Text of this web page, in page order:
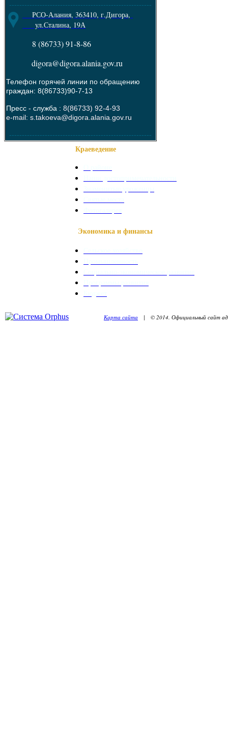
--------------------------------------------------------
РСО-Алания, 363410, г.Дигора,
ул.Сталина, 19А
8 (86733) 91-8-86
digora@digora.alania.gov.ru
Телефон горячей линии по обращению
граждан: 8(86733)90-7-13
Пресс - служба : 8(86733) 92-4-93
e-mail: s.takoeva@digora.alania.gov.ru
--------------------------------------------------------
Краеведение
Экономика и финансы
Карта сайта | © 2014. Официальный сайт